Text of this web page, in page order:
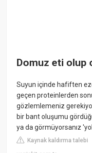
Domuz eti olup
Suyun içinde hafiften
geçen proteinlerden
gözlemlemeniz
bir bant oluşumu
ya da görmüyorsanız
Kaynak kaldırma talebi